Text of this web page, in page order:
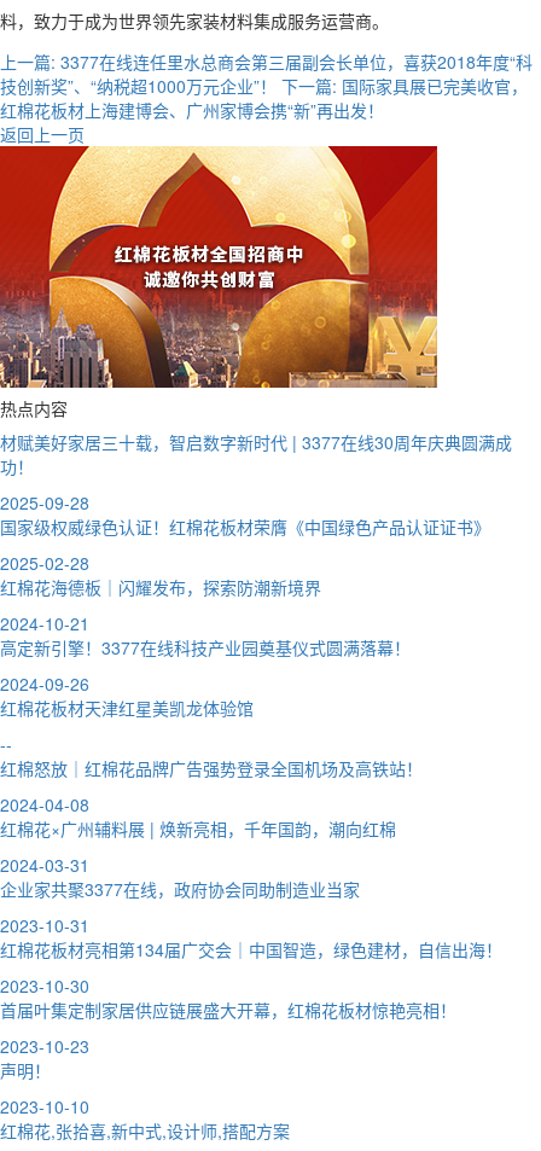
料，致力于成为世界领先家装材料集成服务运营商。
上一篇: 3377在线连任里水总商会第三届副会长单位，喜获2018年度“科
技创新奖”、“纳税超1000万元企业”！
下一篇: 国际家具展已完美收官，
红棉花板材上海建博会、广州家博会携“新”再出发！
返回上一页
热点内容
材赋美好家居三十载，智启数字新时代 | 3377在线30周年庆典圆满成
功！
2025-09-28
国家级权威绿色认证！红棉花板材荣膺《中国绿色产品认证证书》
2025-02-28
红棉花海德板｜闪耀发布，探索防潮新境界
2024-10-21
高定新引擎！3377在线科技产业园奠基仪式圆满落幕！
2024-09-26
红棉花板材天津红星美凯龙体验馆
--
红棉怒放｜红棉花品牌广告强势登录全国机场及高铁站！
2024-04-08
红棉花×广州辅料展 | 焕新亮相，千年国韵，潮向红棉
2024-03-31
企业家共聚3377在线，政府协会同助制造业当家
2023-10-31
红棉花板材亮相第134届广交会｜中国智造，绿色建材，自信出海！
2023-10-30
首届叶集定制家居供应链展盛大开幕，红棉花板材惊艳亮相！
2023-10-23
声明！
2023-10-10
红棉花,张拾喜,新中式,设计师,搭配方案